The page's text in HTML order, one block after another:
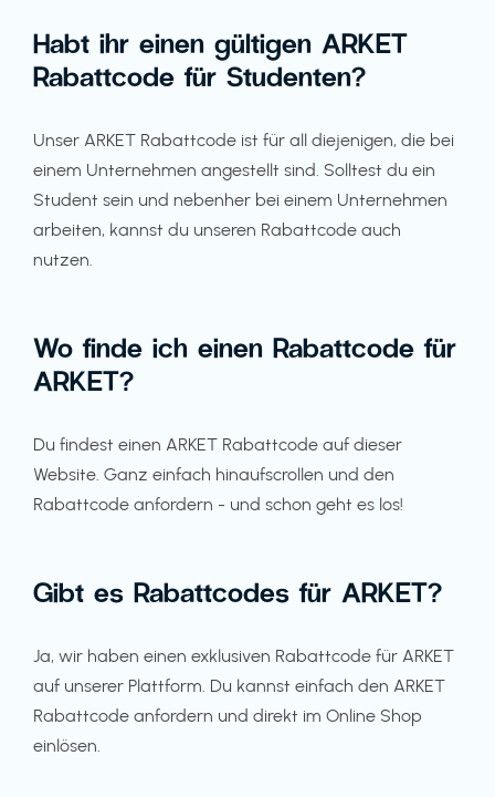
Habt ihr einen gültigen ARKET
Rabattcode für Studenten?
Unser ARKET Rabattcode ist für all diejenigen, die bei
einem Unternehmen angestellt sind. Solltest du ein
Student sein und nebenher bei einem Unternehmen
arbeiten, kannst du unseren Rabattcode auch
nutzen.
Wo finde ich einen Rabattcode für
ARKET?
Du findest einen ARKET Rabattcode auf dieser
Website. Ganz einfach hinaufscrollen und den
Rabattcode anfordern - und schon geht es los!
Gibt es Rabattcodes für ARKET?
Ja, wir haben einen exklusiven Rabattcode für ARKET
auf unserer Plattform. Du kannst einfach den ARKET
Rabattcode anfordern und direkt im Online Shop
einlösen.